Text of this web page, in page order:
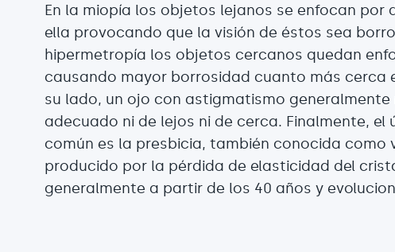
En la miopía los objetos lejanos se enfocan por
ella provocando que la visión de éstos sea
hipermetropía los objetos cercanos quedan
causando mayor borrosidad cuanto más cerca
su lado, un ojo con astigmatismo generalmente
adecuado ni de lejos ni de cerca. Finalmente,
común es la presbicia, también conocida como
producido por la pérdida de elasticidad del
generalmente a partir de los 40 años y